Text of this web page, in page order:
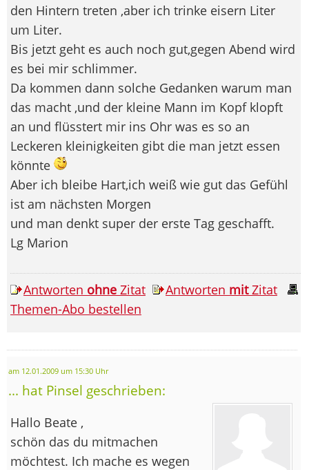
den Hintern treten ,aber ich trinke eisern Liter
um Liter.
Bis jetzt geht es auch noch gut,gegen Abend wird
es bei mir schlimmer.
Da kommen dann solche Gedanken warum man
das macht ,und der kleine Mann im Kopf klopft
an und flüsstert mir ins Ohr was es so an
Leckeren kleinigkeiten gibt die man jetzt essen
könnte
Aber ich bleibe Hart,ich weiß wie gut das Gefühl
ist am nächsten Morgen
und man denkt super der erste Tag geschafft.
Lg Marion
Antworten ohne Zitat Antworten mitZitat
Themen-Abo bestellen
am 12.01.2009 um 15:30 Uhr
... hat Pinsel geschrieben:
Hallo Beate ,
schön das du mitmachen
möchtest. Ich mache es wegen